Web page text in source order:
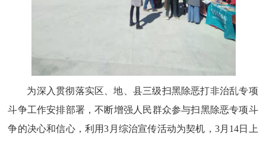
为深入贯彻落实区、地、县三级扫黑除恶打非治乱专项
斗争工作安排部署，不断增强人民群众参与扫黑除恶专项斗
争的决心和信心，利用3月综治宣传活动为契机，3月14日上